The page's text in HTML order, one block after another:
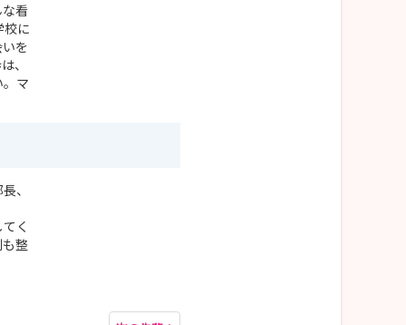
看
校に
を
、
マ
、
く
整